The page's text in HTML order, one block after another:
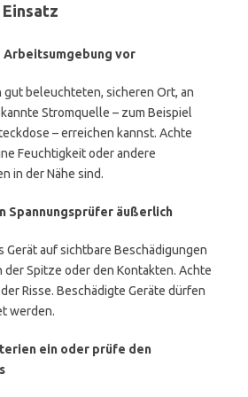
vor
gut beleuchteten, sicheren Ort, an
Stromquelle – zum Beispiel
– erreichen kannst. Achte
Feuchtigkeit oder andere
in der Nähe sind.
Spannungsprüfer äußerlich
Gerät auf sichtbare Beschädigungen
der Spitze oder den Kontakten. Achte
Risse. Beschädigte Geräte dürfen
werden.
ein oder prüfe den